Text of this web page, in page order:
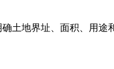
地界址、面积、用途